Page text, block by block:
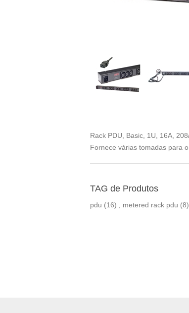
Rack PDU, Basic, 1U, 16A,
Fornece várias tomadas para
TAG de Produtos
pdu (16) metered rack pdu (8)